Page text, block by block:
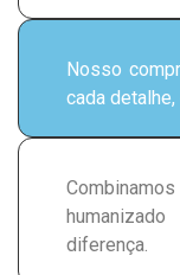
Nosso
cada
diferença.